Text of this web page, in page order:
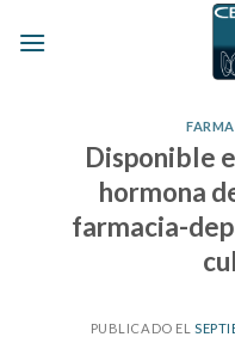
Disponible
hormona
farmacia-
PUBLICADO EL